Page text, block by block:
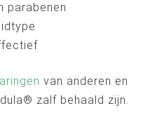
parabenen
van anderen en
zalf behaald zijn.